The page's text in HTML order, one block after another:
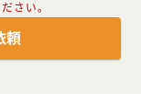
さい。
頼